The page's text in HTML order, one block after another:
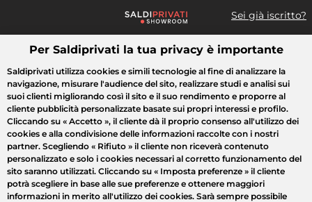
Sei già iscritto?
Cosa cerchi?
Tutte le vendite Moda Casa Bellezza Elettrodomestici
Per Saldiprivati la tua privacy è importante
Saldiprivati utilizza cookies e simili tecnologie al fine di analizzare la
navigazione, misurare l'audience del sito, realizzare studi e analisi sui
suoi clienti migliorando così il sito e il suo rendimento e proporre al
cliente pubblicità personalizzate basate sui propri interessi e profilo.
Cliccando su « Accetto », il cliente dà il proprio consenso all'utilizzo dei
cookies e alla condivisione delle informazioni raccolte con i nostri
partner. Scegliendo « Rifiuto » il cliente non riceverà contenuto
personalizzato e solo i cookies necessari al corretto funzionamento del
sito saranno utilizzati. Cliccando su « Imposta preferenze » il cliente
potrà scegliere in base alle sue preferenze e ottenere maggiori
informazioni in merito all'utilizzo dei cookies. Sarà sempre possibile